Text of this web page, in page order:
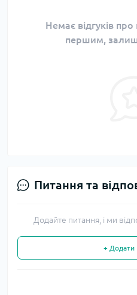
Немає відгуків
першим,
Питання та
Додайте питання, і ми
+ Додати